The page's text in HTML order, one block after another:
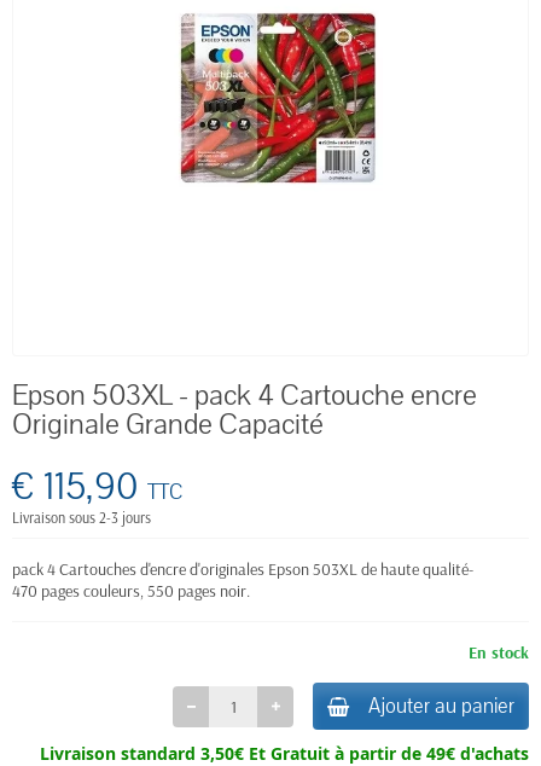
Epson 503XL - pack 4 Cartouche encre
Originale Grande Capacité
€ 115,90 TTC
Livraison sous 2-3 jours
pack 4 Cartouches d'encre d'originales Epson 503XL de haute qualité-
470 pages couleurs, 550 pages noir.
En stock
Ajouter au panier
Livraison standard 3,50€ Et Gratuit à partir de 49€ d'achats